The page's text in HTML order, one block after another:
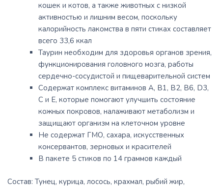
кошек и котов, а также животных с низкой
активностью и лишним весом, поскольку
калорийность лакомства в пяти стиках составляет
всего 33,6 ккал
Таурин необходим для здоровья органов зрения,
функционирования головного мозга, работы
сердечно-сосудистой и пищеварительной систем
Содержат комплекс витаминов А, В1, В2, В6, D3,
C и Е, которые помогают улучшить состояние
кожных покровов, налаживают метаболизм и
защищают организм на клеточном уровне
Не содержат ГМО, сахара, искусственных
консервантов, зерновых и красителей
В пакете 5 стиков по 14 граммов каждый
Состав: Тунец, курица, лосось, крахмал, рыбий жир,